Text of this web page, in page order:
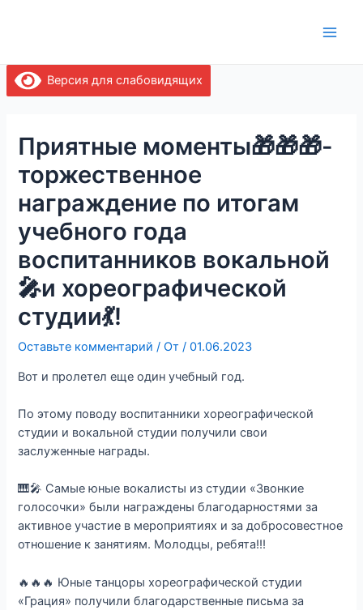
Версия для слабовидящих
Приятные моменты🎁🎁🎁-
торжественное
награждение по итогам
учебного года
воспитанников вокальной
🎤и хореографической
студии💃!
Оставьте комментарий / От/01.06.2023
Вот и пролетел еще один учебный год.
По этому поводу воспитанники хореографической
студии и вокальной студии получили свои
заслуженные награды.
🎹🎤 Самые юные вокалисты из студии «Звонкие
голосочки» были награждены благодарностями за
активное участие в мероприятиях и за добросовестное
отношение к занятиям. Молодцы, ребята!!!
🔥🔥🔥 Юные танцоры хореографической студии
«Грация» получили благодарственные письма за